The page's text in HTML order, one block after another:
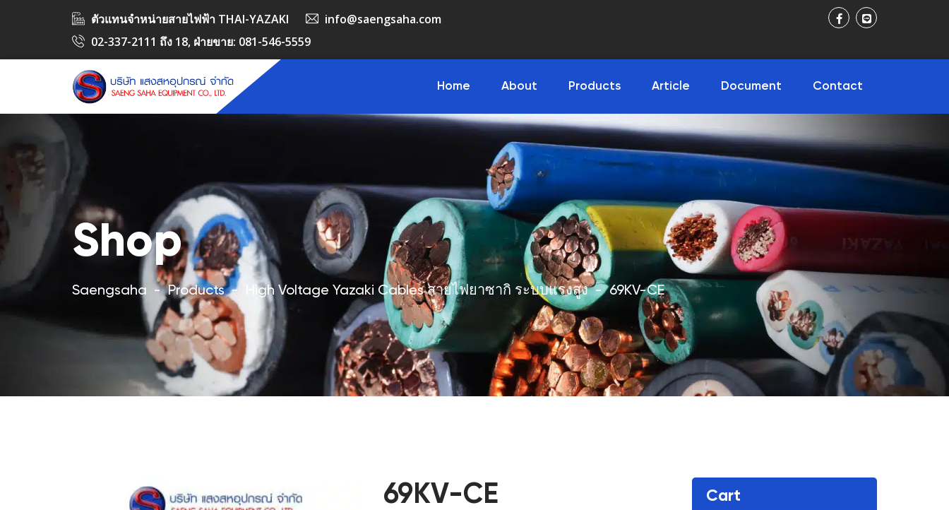
ตัวแทนจำหน่ายสายไฟฟ้า THAI-YAZAKI
info@saengsaha.com
02-337-2111 ถึง 18, ฝ่ายขาย: 081-546-5559
Home About Products Article Document Contact
Shop
Saengsaha - Products - High Voltage Yazaki Cables สายไฟยาซากิ ระบบแรงสูง - 69KV-CE
69KV-CE Cart